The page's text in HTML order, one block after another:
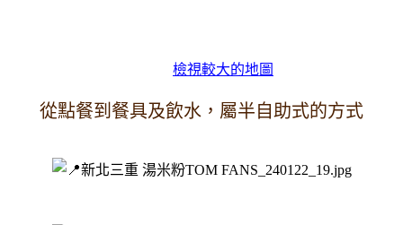
檢視較大的地圖
從點餐到餐具及飲水，屬半自助式的方式